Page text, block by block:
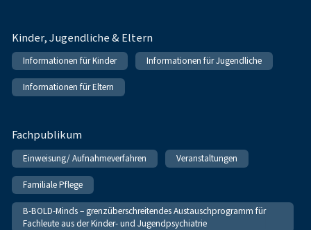
Kinder, Jugendliche & Eltern
Informationen für Kinder Informationen für Jugendliche
Informationen für Eltern
Fachpublikum
Einweisung/ Aufnahmeverfahren Veranstaltungen
Familiale Pflege
B-BOLD-Minds – grenzüberschreitendes Austauschprogramm für
Fachleute aus der Kinder- und Jugendpsychiatrie